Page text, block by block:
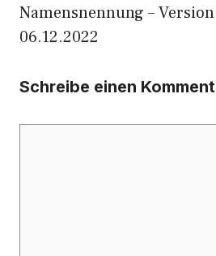
Namensnennung –
06.12.2022
Schreibe einen